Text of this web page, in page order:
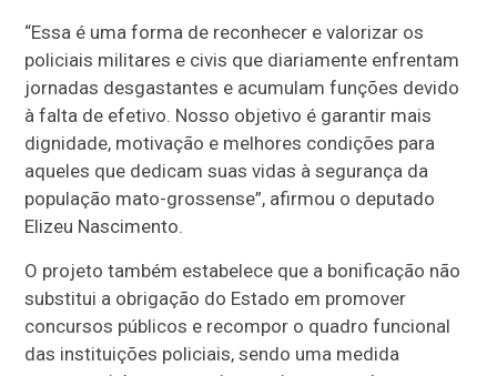
“Essa é uma forma de reconhecer e valorizar os
policiais militares e civis que diariamente enfrentam
jornadas desgastantes e acumulam funções devido
à falta de efetivo. Nosso objetivo é garantir mais
dignidade, motivação e melhores condições para
aqueles que dedicam suas vidas à segurança da
população mato-grossense”, afirmou o deputado
Elizeu Nascimento.
O projeto também estabelece que a bonificação não
substitui a obrigação do Estado em promover
concursos públicos e recompor o quadro funcional
das instituições policiais, sendo uma medida